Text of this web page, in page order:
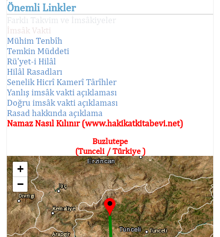
Önemli Linkler
Farklı Takvim ve İmsâkiyeler
İmsâk Vakti
Mühim Tenbîh
Temkin Müddeti
Rü'yet-i Hilâl
Hilâl Rasadları
Senelik Hicrî Kamerî Târîhler
Yanlış imsâk vakti açıklaması
Doğru imsâk vakti açıklaması
Rasad hakkında açıklama
Namaz Nasıl Kılınır (www.hakikatkitabevi.net)
Buzlutepe
(Tunceli / Türkiye )
+
−